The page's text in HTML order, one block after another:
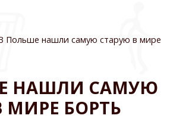
Польше нашли самую старую в мире
НАШЛИ САМУЮ
МИРЕ БОРТЬ